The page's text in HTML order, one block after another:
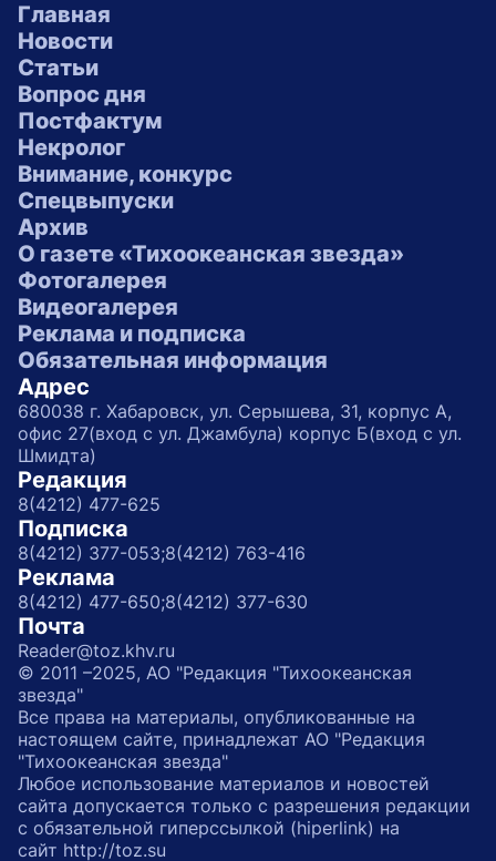
Главная
Новости
Статьи
Вопрос дня
Постфактум
Некролог
Внимание, конкурс
Спецвыпуски
Архив
О газете «Тихоокеанская звезда»
Фотогалерея
Видеогалерея
Реклама и подписка
Обязательная информация
Адрес
680038 г. Хабаровск, ул. Серышева, 31, корпус А,
офис 27(вход с ул. Джамбула) корпус Б(вход с ул.
Шмидта)
Редакция
8(4212) 477-625
Подписка
8(4212) 377-053;8(4212) 763-416
Реклама
8(4212) 477-650;8(4212) 377-630
Почта
Reader@toz.khv.ru
© 2011 –2025, АО "Редакция "Тихоокеанская
звезда"
Все права на материалы, опубликованные на
настоящем сайте, принадлежат АО "Редакция
"Тихоокеанская звезда"
Любое использование материалов и новостей
сайта допускается только с разрешения редакции
с обязательной гиперссылкой (hiperlink) на
сайт http://toz.su